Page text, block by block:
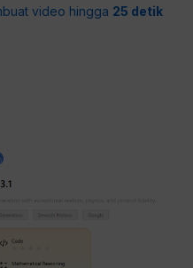
video hingga 25 detik